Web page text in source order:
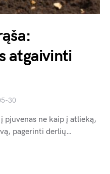
atgaivinti
30
pjuvenas ne kaip į atlieką,
pagerinti derlių…